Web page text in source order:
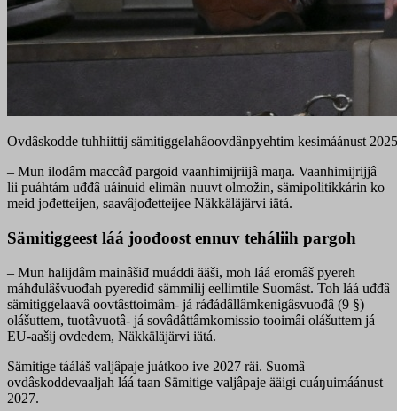
Ovdâskodde tuhhiittij sämitiggelahâoovdânpyehtim kesimáánust
– Mun ilodâm maccâđ pargoid vaanhimijriijâ maŋa. Vaanhimijrijjâ
lii puáhtám uđđâ uáinuid elimân nuuvt olmožin, sämipolitikkárin ko
meid jođetteijen, saavâjođetteijee Näkkäläjärvi iätá.
Sämitiggeest láá joođoost ennuv teháliih pargoh
– Mun halijdâm mainâšiđ muáddi ääši, moh láá eromâš pyereh
máhđulâšvuođah pyerediđ sämmilij eellimtile Suomâst. Toh láá uđđâ
sämitiggelaavâ oovtâsttoimâm- já ráđádâllâmkenigâsvuođâ (9 §)
olášuttem, tuotâvuotâ- já sovâdâttâmkomissio tooimâi olášuttem já
EU-aašij ovdedem, Näkkäläjärvi iätá.
Sämitige tááláš valjâpaje juátkoo ive 2027 räi. Suomâ
ovdâskoddevaaljah láá taan Sämitige valjâpaje ääigi cuáŋuimáánust
2027.